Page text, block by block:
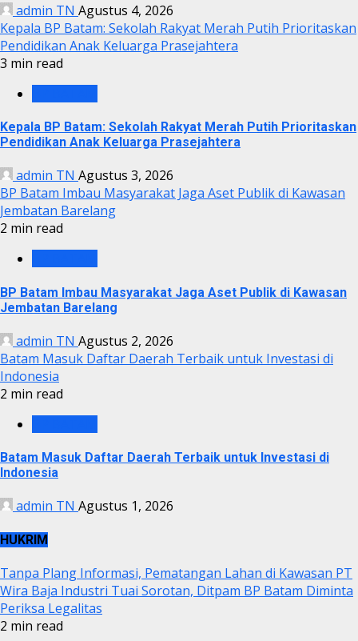
admin TN Agustus 4, 2026
Kepala BP Batam: Sekolah Rakyat Merah Putih Prioritaskan
Pendidikan Anak Keluarga Prasejahtera
3 min read
Kepala BP Batam: Sekolah Rakyat Merah Putih Prioritaskan
Pendidikan Anak Keluarga Prasejahtera
admin TN Agustus 3, 2026
BP Batam Imbau Masyarakat Jaga Aset Publik di Kawasan
Jembatan Barelang
2 min read
BP Batam Imbau Masyarakat Jaga Aset Publik di Kawasan
Jembatan Barelang
admin TN Agustus 2, 2026
Batam Masuk Daftar Daerah Terbaik untuk Investasi di
Indonesia
2 min read
Batam Masuk Daftar Daerah Terbaik untuk Investasi di
Indonesia
admin TN Agustus 1, 2026
HUKRIM
Tanpa Plang Informasi, Pematangan Lahan di Kawasan PT
Wira Baja Industri Tuai Sorotan, Ditpam BP Batam Diminta
Periksa Legalitas
2 min read